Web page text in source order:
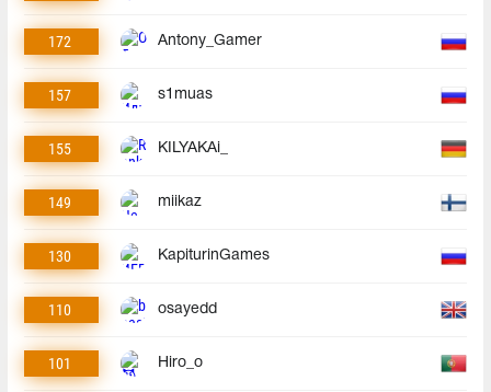
172 Antony_Gamer
157 s1muas
155 KILYAKAi_
149 miikaz
130 KapiturinGames
110 osayedd
101 Hiro_o